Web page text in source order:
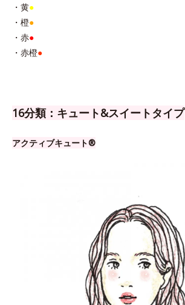
・黄●
・橙●
・赤●
・赤橙●
16分類：キュート&スイートタイプ
アクティブキュート®